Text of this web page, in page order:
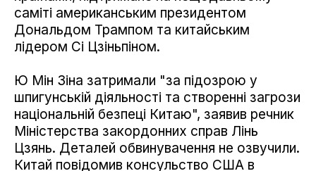
саміті американським президентом
Дональдом Трампом та китайським
лідером Сі Цзіньпіном.
Ю Мін Зіна затримали "за підозрою у
шпигунській діяльності та створенні загрози
національній безпеці Китаю", заявив речник
Міністерства закордонних справ Лінь
Цзянь. Деталей обвинувачення не озвучили.
Китай повідомив консульство США в